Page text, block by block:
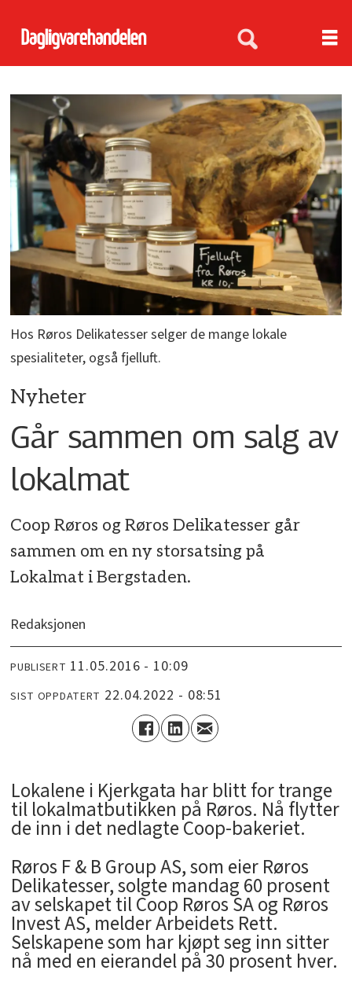
Hos Røros Delikatesser selger de mange lokale
spesialiteter, også fjelluft.
Nyheter
Går sammen om salg av
lokalmat
Coop Røros og Røros Delikatesser går
sammen om en ny storsatsing på
Lokalmat i Bergstaden.
Redaksjonen
PUBLISERT 11.05.2016 - 10:09
SIST OPPDATERT 22.04.2022 - 08:51
Lokalene i Kjerkgata har blitt for trange
til lokalmatbutikken på Røros. Nå flytter
de inn i det nedlagte Coop-bakeriet.
Røros F & B Group AS, som eier Røros
Delikatesser, solgte mandag 60 prosent
av selskapet til Coop Røros SA og Røros
Invest AS, melder Arbeidets Rett.
Selskapene som har kjøpt seg inn sitter
nå med en eierandel på 30 prosent hver.